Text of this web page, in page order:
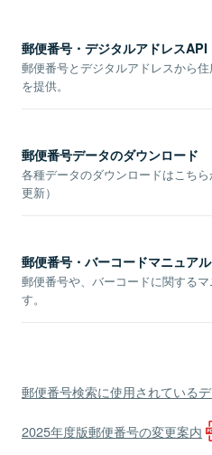
郵便番号・デジタルアドレスAPI
郵便番号とデジタルアドレスから
を提供。
郵便番号データのダウンロード
各種データのダウンロードはこち
更新）
郵便番号・バーコードマニュアル
郵便番号や、バーコードに関する
す。
郵便番号検索に使用されている
2025年度版郵便番号の変更案内